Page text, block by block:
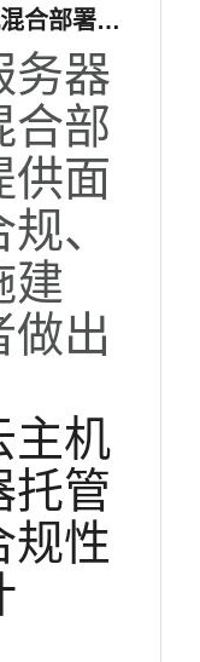
合部署的
务器
合部
供面
、
建
做出
主机
托管
规性